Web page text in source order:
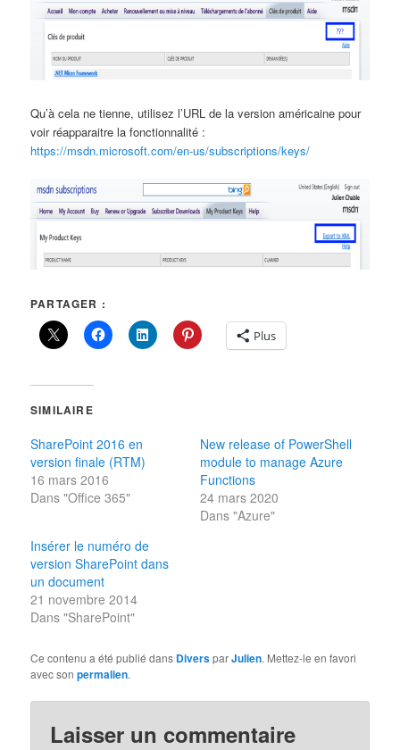
Qu’à cela ne tienne, utilisez l’URL de la version américaine pour
voir réapparaitre la fonctionnalité :
https://msdn.microsoft.com/en-us/subscriptions/keys/
PARTAGER :
Plus
SIMILAIRE
SharePoint 2016 en
version finale (RTM)
16 mars 2016
Dans "Office 365"
New release of PowerShell
module to manage Azure
Functions
24 mars 2020
Dans "Azure"
Insérer le numéro de
version SharePoint dans
un document
21 novembre 2014
Dans "SharePoint"
Ce contenu a été publié dans DiversparJulien. Mettez-le en favori
avec sonpermalien.
Laisser un commentaire